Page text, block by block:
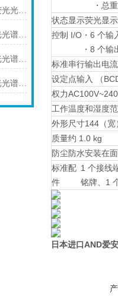
工厂直销DF-2000碳酸氢钠荧光光谱仪技术参数
工厂直销DF-2000硅酸盐荧光光谱仪技术参数
工厂直销DF-2000碳酸钠荧光光谱仪技术参数
工厂直销DF-2000硅酸钠荧光光谱仪技术参数
・总
状态显示荧光显
控制 I/O・6 个输
・8 个
标准串行输出电
设定点输入 （
权力
工作温度和湿度
外形尺寸144（宽
质量约 1.0 kg
防尘防水安装在
标准配
件
1 个接线
铭牌、1
日本进口AND爱